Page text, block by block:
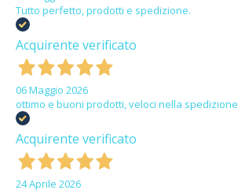
Tutto perfetto, prodotti e spedizione.
Acquirente verificato
06 Maggio 2026
ottimo e buoni prodotti, veloci nella spedizione
Acquirente verificato
24 Aprile 2026